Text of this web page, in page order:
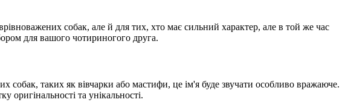
собак, але й для тих, хто має сильний характер, але в той же час
для вашого чотириногого друга.
таких як вівчарки або мастифи, це ім'я буде звучати особливо вражаюче.
та унікальності.